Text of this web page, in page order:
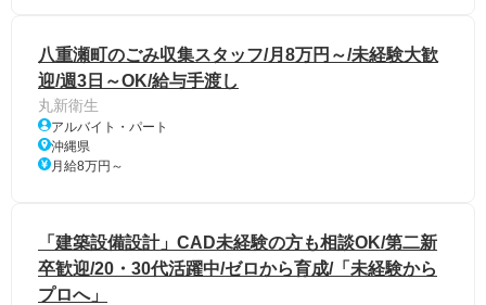
八重瀬町のごみ収集スタッフ/月8万円～/未経験大歓
迎/週3日～OK/給与手渡し
丸新衛生
アルバイト・パート
沖縄県
月給8万円～
「建築設備設計」CAD未経験の方も相談OK/第二新
卒歓迎/20・30代活躍中/ゼロから育成/「未経験から
プロへ」